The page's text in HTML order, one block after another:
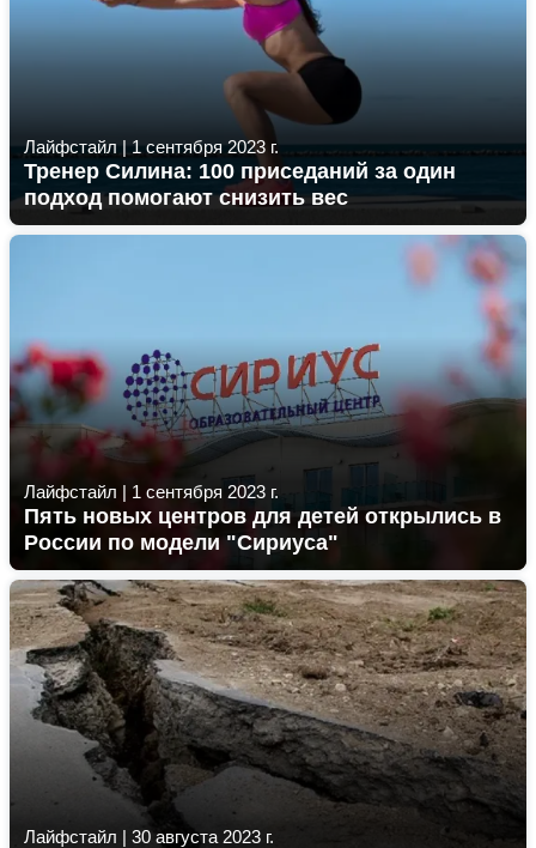
Лайфстайл|1 сентября 2023 г.
Тренер Силина: 100 приседаний за один
подход помогают снизить вес
Лайфстайл | 1 сентября 2023 г.
Пять новых центров для детей открылись в
России по модели "Сириуса"
Лайфстайл | 30 августа 2023 г.